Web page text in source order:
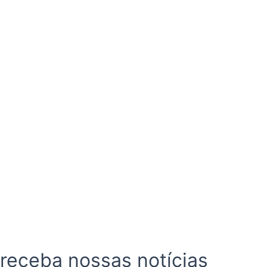
nossas notícias